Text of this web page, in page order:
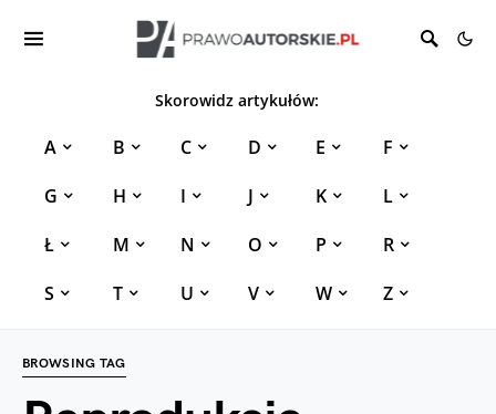
Skorowidz artykułów:
A B C D E
F
G
H I J K
L
Ł
M N O P
R
S
T U V W Z
BROWSING TAG